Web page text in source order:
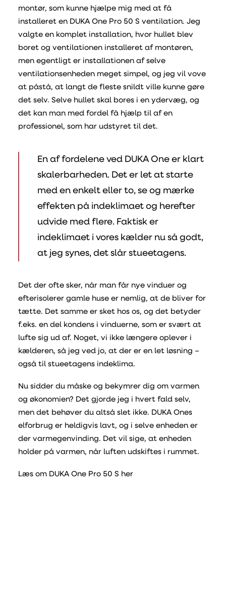
montør, som kunne hjælpe mig med at få
installeret en DUKA One Pro 50 S ventilation. Jeg
valgte en komplet installation, hvor hullet blev
boret og ventilationen installeret af montøren,
men egentligt er installationen af selve
ventilationsenheden meget simpel, og jeg vil vove
at påstå, at langt de fleste snildt ville kunne gøre
det selv. Selve hullet skal bores i en ydervæg, og
det kan man med fordel få hjælp til af en
professionel, som har udstyret til det.
En af fordelene ved DUKA One er klart
skalerbarheden. Det er let at starte
med en enkelt eller to, se og mærke
effekten på indeklimaet og herefter
udvide med flere. Faktisk er
indeklimaet i vores kælder nu så godt,
at jeg synes, det slår stueetagens.
Det der ofte sker, når man får nye vinduer og
efterisolerer gamle huse er nemlig, at de bliver for
tætte. Det samme er sket hos os, og det betyder
f.eks. en del kondens i vinduerne, som er svært at
lufte sig ud af. Noget, vi ikke længere oplever i
kælderen, så jeg ved jo, at der er en let løsning –
også til stueetagens indeklima.
Nu sidder du måske og bekymrer dig om varmen
og økonomien? Det gjorde jeg i hvert fald selv,
men det behøver du altså slet ikke. DUKA Ones
elforbrug er heldigvis lavt, og i selve enheden er
der varmegenvinding. Det vil sige, at enheden
holder på varmen, når luften udskiftes i rummet.
Læs om DUKA One Pro 50 S her